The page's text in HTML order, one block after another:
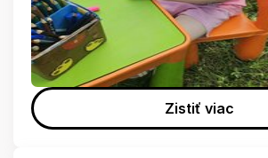
Zistiť viac